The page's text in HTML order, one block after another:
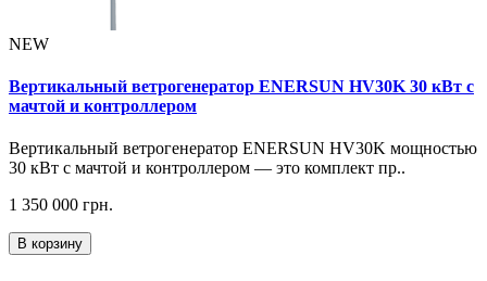
NEW
Вертикальный ветрогенератор ENERSUN HV30K 30 кВт с
мачтой и контроллером
Вертикальный ветрогенератор ENERSUN HV30K мощностью
30 кВт с мачтой и контроллером — это комплект пр..
1 350 000 грн.
В корзину